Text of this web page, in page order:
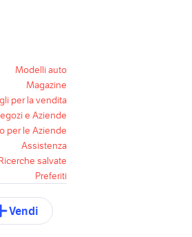
Modelli auto
Magazine
per la vendita
e Aziende
per le Aziende
Assistenza
salvate
Preferiti
Vendi